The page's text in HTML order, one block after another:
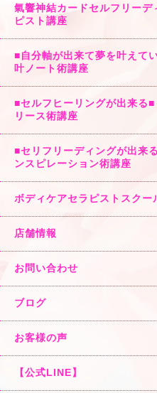
氣響神結カードセルフリーデ
ピスト講座
■自分軸が出来て夢を叶えて
叶ノート術講座
■セルフヒーリングが出来る
リース術講座
■セリフリーディングが出来
ンスピレーション術講座
ボディケアセラピストスクー
店舗情報
お問い合わせ
ブログ
お客様の声
【公式LINE】